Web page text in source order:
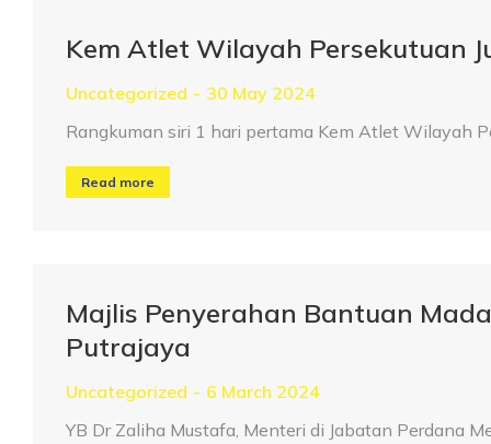
Kem Atlet Wilayah Persekutuan
Uncategorized
30 May 2024
Rangkuman siri 1 hari pertama Kem Atlet Wilayah
Read more
Majlis Penyerahan Bantuan
Putrajaya
Uncategorized
6 March 2024
YB Dr Zaliha Mustafa, Menteri di Jabatan Perdana